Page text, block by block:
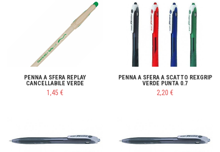
PENNA A SFERA REPLAY
CANCELLABILE VERDE
1,45 €
PENNA A SFERA A SCATTO REXGRIP
VERDE PUNTA 0.7
2,20 €